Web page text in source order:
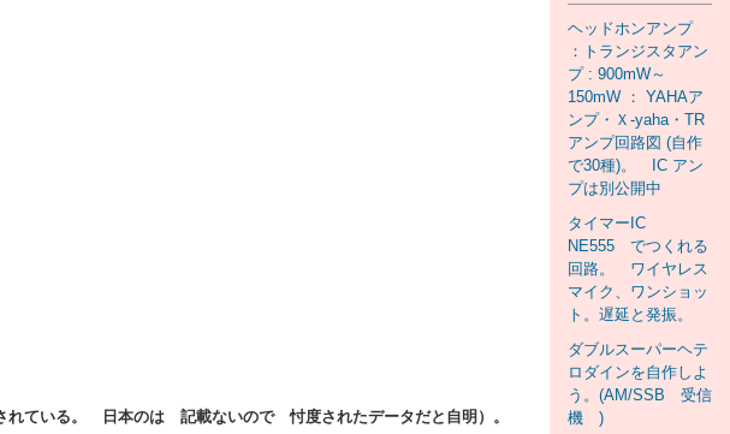
れている。 日本のは 記載ないので 忖度されたデータだと自明）。
ヘッドホンアンプ
：トランジスタアン
プ : 900mW～
150mW ： YAHAア
ンプ・Ｘ-yaha・TR
アンプ回路図 (自作
で30種)。 IC アン
プは別公開中
タイマーIC
NE555 でつくれる
回路。 ワイヤレス
マイク、ワンショッ
ト。遅延と発振。
ダブルスーパーヘテ
ロダインを自作しよ
う。(AM/SSB 受信
機 )